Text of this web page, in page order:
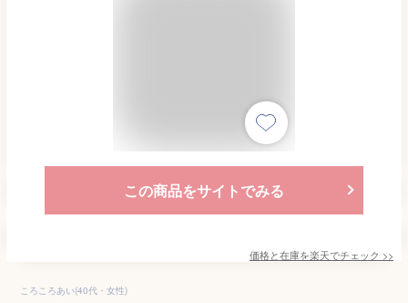
この商品をサイトでみる
価格と在庫を楽天でチェック >>
ころころあい(40代・女性)